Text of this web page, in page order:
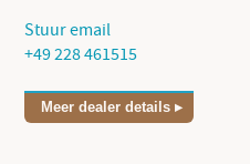
Stuur email
+49 228 461515
Meer dealer details